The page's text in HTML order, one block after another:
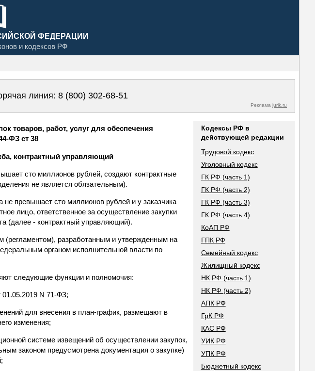
ФЕДЕРАЦИИ
и кодексов РФ
линия: 8 (800) 302-68-51
Реклама jurik.ru
товаров, работ, услуг для обеспечения
ФЗ ст 38
контрактный управляющий
сто миллионов рублей, создают контрактные
не является обязательным).
не превышает сто миллионов рублей и у заказчика
лицо, ответственное за осуществление закупки
(далее - контрактный управляющий).
(регламентом), разработанным и утвержденным на
органом исполнительной власти по
следующие функции и полномочия:
01.05.2019 N 71-ФЗ;
для внесения в план-график, размещают в
изменения;
системе извещений об осуществлении закупок,
законом предусмотрена документация о закупке)
Кодексы РФ в
действующей редакции
Трудовой кодекс
Уголовный кодекс
ГК РФ (часть 1)
ГК РФ (часть 2)
ГК РФ (часть 3)
ГК РФ (часть 4)
КоАП РФ
ГПК РФ
Семейный кодекс
Жилищный кодекс
НК РФ (часть 1)
НК РФ (часть 2)
АПК РФ
ГрК РФ
КАС РФ
УИК РФ
УПК РФ
Бюджетный кодекс